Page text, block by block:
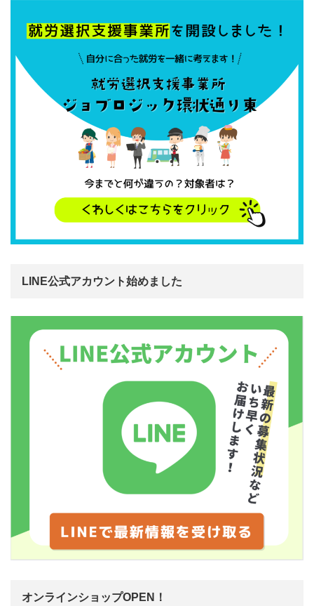
LINE公式アカウント始めました
オンラインショップOPEN！